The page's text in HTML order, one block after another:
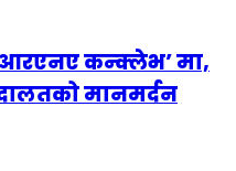
कन्क्लेभ’ मा,
मानमर्दन